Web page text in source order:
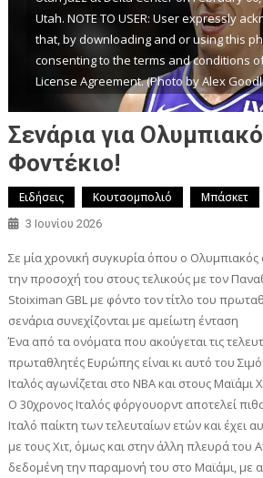
Utah. NOTE TO USER: User expressly
that, by downloading and or using this
consenting to the terms and conditions
License Agreement. (Photo by Alex
Σενάρια για
Φοντέκιο!
Ειδήσεις Κουτσομπολιό Μπάσκετ
3 Ιουνίου 2026
Σε μία χρονική συγκυρία όπου ο
την προσοχή του στους τελικούς με τον
Stoiximan GBL με φόντο τον τίτλο του
σενάρια συνεχίζονται με αμείωτη ένταση
Ένα από τα ονόματα που ακούγεται τις
πρωταθλητές Ευρώπης είναι κι αυτό του
Ιταλός αγωνίζεται στο NBA και στους Μαϊάμι
Ο 30χρονος Ιταλός φόργουορντ αποτελεί
Ιταλό παίκτη των τελευταίων ετών και έχει
με τους Χιτ, όμως και στην άλλη πλευρά του
δεδομένη την παραμονή του στο Μαϊάμι, με